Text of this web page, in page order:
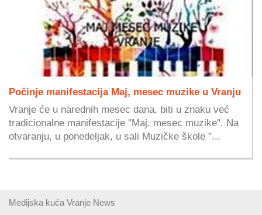
Počinje manifestacija Maj, mesec muzike u Vranju
Vranje će u narednih mesec dana, biti u znaku već
tradicionalne manifestacije "Maj, mesec muzike". Na
otvaranju, u ponedeljak, u sali Muzičke škole "...
Medijska kuća Vranje News